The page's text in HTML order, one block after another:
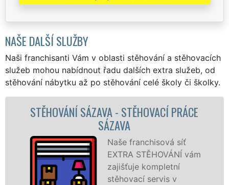
NAŠE DALŠÍ SLUŽBY
Naši franchisanti Vám v oblasti stěhování a stěhovacích
služeb mohou nabídnout řadu dalších extra služeb, od
stěhování nábytku až po stěhování celé školy či školky.
STĚHOVACÍ SLUŽBA SÁZAVA - STĚHOVACÍ
FIRMA SÁZAVA
Poskytujeme
stěhovací služby v
Sázavě na špičkové
úrovni se speciální